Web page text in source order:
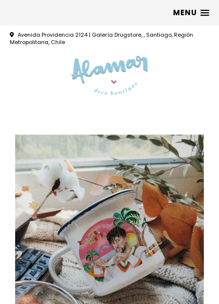
MENU
Avenida Providencia 2124 | Galería Drugstore, , Santiago, Región
Metropolitana, Chile